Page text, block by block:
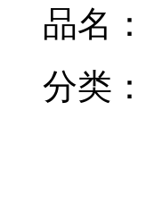
品名：
分类：